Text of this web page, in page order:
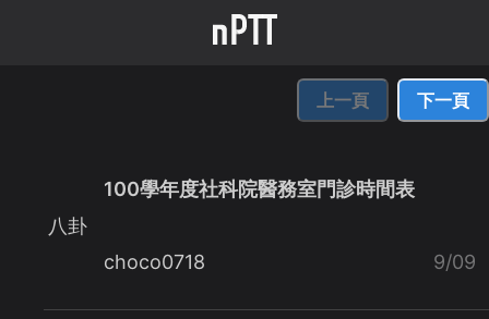
上一頁 下一頁
八卦
100學年度社科院醫務室門診時間表
choco0718 9/09